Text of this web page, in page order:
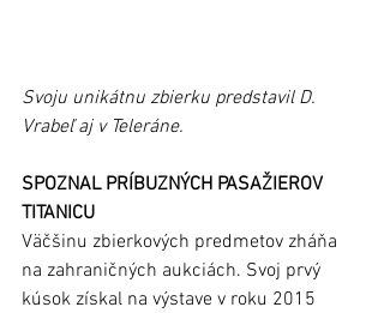
Svoju unikátnu zbierku predstavil D.
Vrabeľ aj v Teleráne.
SPOZNAL PRÍBUZNÝCH PASAŽIEROV
TITANICU
Väčšinu zbierkových predmetov zháňa
na zahraničných aukciách. Svoj prvý
kúsok získal na výstave v roku 2015